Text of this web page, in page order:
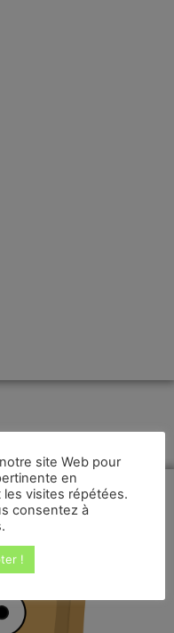
site Web pour
en
visites répétées.
consentez à
!